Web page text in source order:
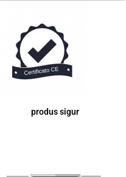
produs sigur